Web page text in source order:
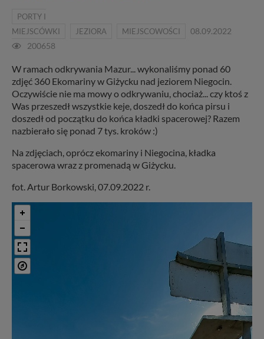
PORTY I
MIEJSCÓWKI
JEZIORA MIEJSCOWOŚCI
08.09.2022
200658
W ramach odkrywania Mazur... wykonaliśmy ponad 60
zdjęć 360 Ekomariny w Giżycku nad jeziorem Niegocin.
Oczywiście nie ma mowy o odkrywaniu, chociaż... czy ktoś z
Was przeszedł wszystkie keje, doszedł do końca pirsu i
doszedł od początku do końca kładki spacerowej? Razem
nazbierało się ponad 7 tys. kroków :)
Na zdjęciach, oprócz ekomariny i Niegocina, kładka
spacerowa wraz z promenadą w Giżycku.
fot. Artur Borkowski, 07.09.2022 r.